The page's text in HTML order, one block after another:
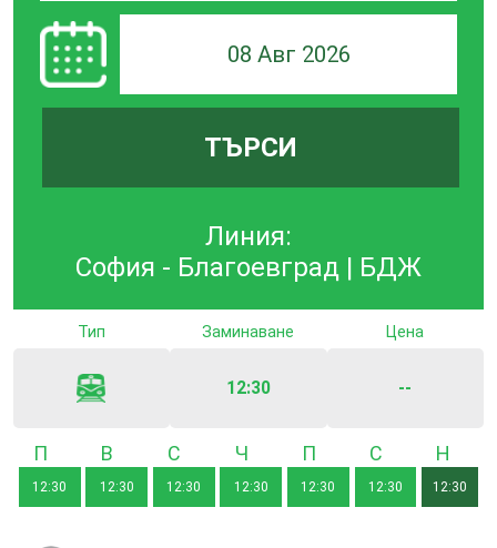
08 Авг 2026
ТЪРСИ
Линия:
София - Благоевград | БДЖ
Тип Заминаване
12:30
Цена
--
Понеделник
12:30
Вторник
12:30 12:30
Четвъртък
12:30 12:30
Събота
12:30 12:30